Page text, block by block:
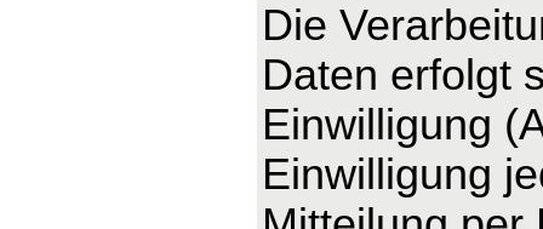
Die
Daten erfolgt
Einwilligung
Einwilligung